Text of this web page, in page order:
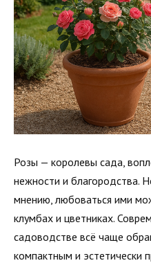
Розы — королевы сада,
нежности и благородства.
мнению, любоваться ими
клумбах и цветниках.
садоводстве всё чаще
компактным и эстетически